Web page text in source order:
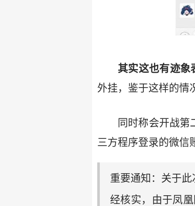
其实这也有迹象
外挂，鉴于这样的情
同时称会开战
三方程序登录的微信
重要通知：关于
经核实，由于凤